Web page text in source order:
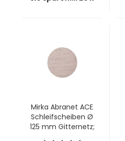
Mirka Abranet ACE
Schleifscheiben Ø
125 mm Gitternetz;